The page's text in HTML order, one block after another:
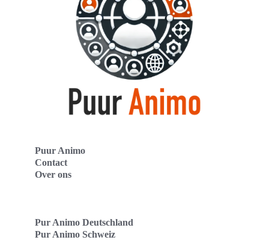
Puur Animo
Contact
Over ons
Pur Animo Deutschland
Pur Animo Schweiz